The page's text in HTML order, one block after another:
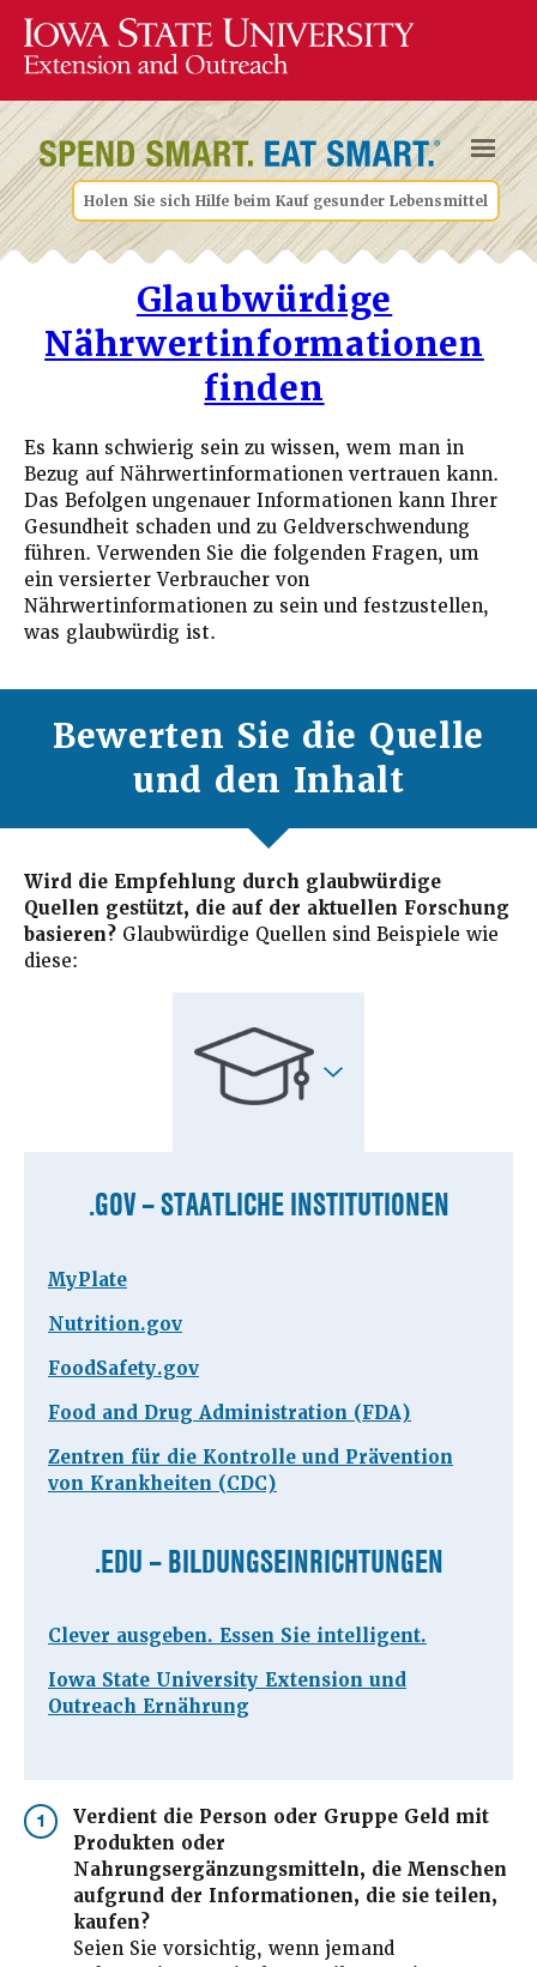
Holen Sie sich Hilfe beim Kauf gesunder Lebensmittel
Glaubwürdige
Nährwertinformationen
finden
Es kann schwierig sein zu wissen, wem man in
Bezug auf Nährwertinformationen vertrauen kann.
Das Befolgen ungenauer Informationen kann Ihrer
Gesundheit schaden und zu Geldverschwendung
führen. Verwenden Sie die folgenden Fragen, um
ein versierter Verbraucher von
Nährwertinformationen zu sein und festzustellen,
was glaubwürdig ist.
Bewerten Sie die Quelle
und den Inhalt
Wird die Empfehlung durch glaubwürdige
Quellen gestützt, die auf der aktuellen Forschung
basieren? Glaubwürdige Quellen sind Beispiele wie
diese:
.GOV – STAATLICHE INSTITUTIONEN
MyPlate
Nutrition.gov
FoodSafety.gov
Food and Drug Administration (FDA)
Zentren für die Kontrolle und Prävention
von Krankheiten (CDC)
.EDU – BILDUNGSEINRICHTUNGEN
Clever ausgeben. Essen Sie intelligent.
Iowa State University Extension und
Outreach Ernährung
1
Verdient die Person oder Gruppe Geld mit
Produkten oder
Nahrungsergänzungsmitteln, die Menschen
aufgrund der Informationen, die sie teilen,
kaufen?
Seien Sie vorsichtig, wenn jemand